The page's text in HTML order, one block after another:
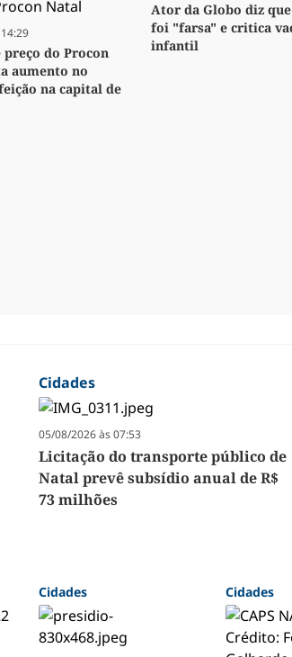
preço do Procon
aumento no
na capital de
Ator da Globo diz
foi "farsa" e critica
infantil
Cidades
05/08/2026 às 07:53
Licitação do transporte público de
Natal prevê subsídio anual de R$
73 milhões
Cidades Cidades